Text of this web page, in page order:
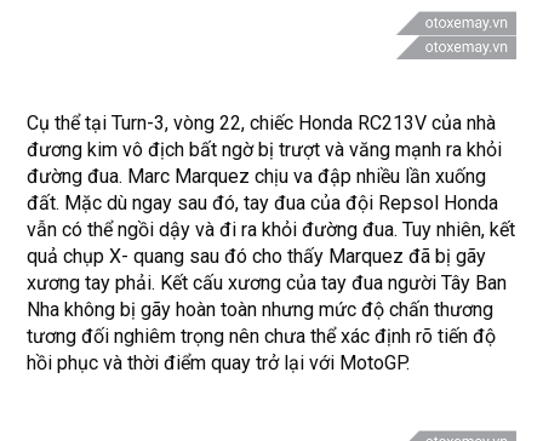
Cụ thể tại Turn-3, vòng 22, chiếc Honda RC213V của nhà
đương kim vô địch bất ngờ bị trượt và văng mạnh ra khỏi
đường đua. Marc Marquez chịu va đập nhiều lần xuống
đất. Mặc dù ngay sau đó, tay đua của đội Repsol Honda
vẫn có thể ngồi dậy và đi ra khỏi đường đua. Tuy nhiên, kết
quả chụp X- quang sau đó cho thấy Marquez đã bị gãy
xương tay phải. Kết cấu xương của tay đua người Tây Ban
Nha không bị gãy hoàn toàn nhưng mức độ chấn thương
tương đối nghiêm trọng nên chưa thể xác định rõ tiến độ
hồi phục và thời điểm quay trở lại với MotoGP.